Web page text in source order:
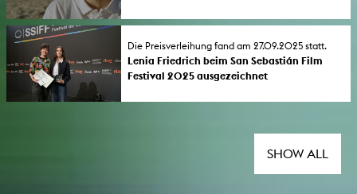
Kunsthochschule für Medien Köln wurden
2025 vorausgewählt. Die Nominierungen
werden Ende Oktober bekannt gegeben.
Die Verleihung der Goldenen Lolas findet am
Die Preisverleihung fand am 27.09.2025 statt.
Lenia Friedrich beim San Sebastián Film
Festival 2025 ausgezeichnet
das Leben und nicht anders." wurde am
Sebastián International Film Festival mit dem
Tabakalera Award ausgezeichnet.SHOW ALL